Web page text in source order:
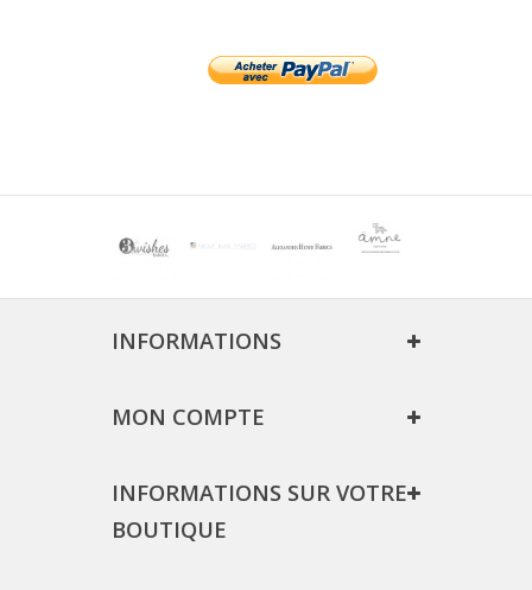
INFORMATIONS
MON COMPTE
INFORMATIONS SUR VOTRE
BOUTIQUE